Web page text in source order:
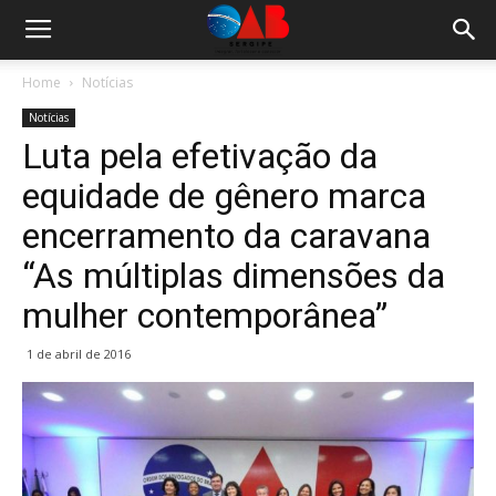
Home Notícias
Notícias
Luta pela efetivação da
equidade de gênero marca
encerramento da caravana
“As múltiplas dimensões da
mulher contemporânea”
1 de abril de 2016